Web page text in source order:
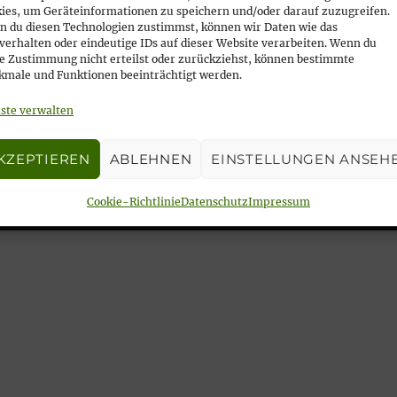
um Geräteinformationen zu speichern und/oder darauf zuzugreifen.
du diesen Technologien zustimmst, können wir Daten wie das
oder eindeutige IDs auf dieser Website verarbeiten. Wenn du
Zustimmung nicht erteilst oder zurückziehst, können bestimmte
und Funktionen beeinträchtigt werden.
verwalten
ABLEHNEN EINSTELLUNGEN
Cookie-RichtlinieDatenschutzImpressum
der Begegnung
Live-Musik!